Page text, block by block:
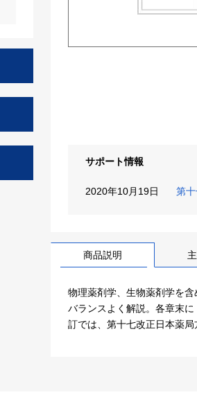
サポート情報
2020年10月19日 第
商品説明
物理薬剤学、生物薬剤学を
バランスよく解説。各章末
訂では、第十七改正日本薬